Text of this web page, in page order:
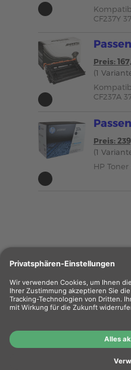
CF237Y
Preis:
(1
CF237A
Preis:
(1
HP Toner
Wiederverkäufer:
Shops richtet sich